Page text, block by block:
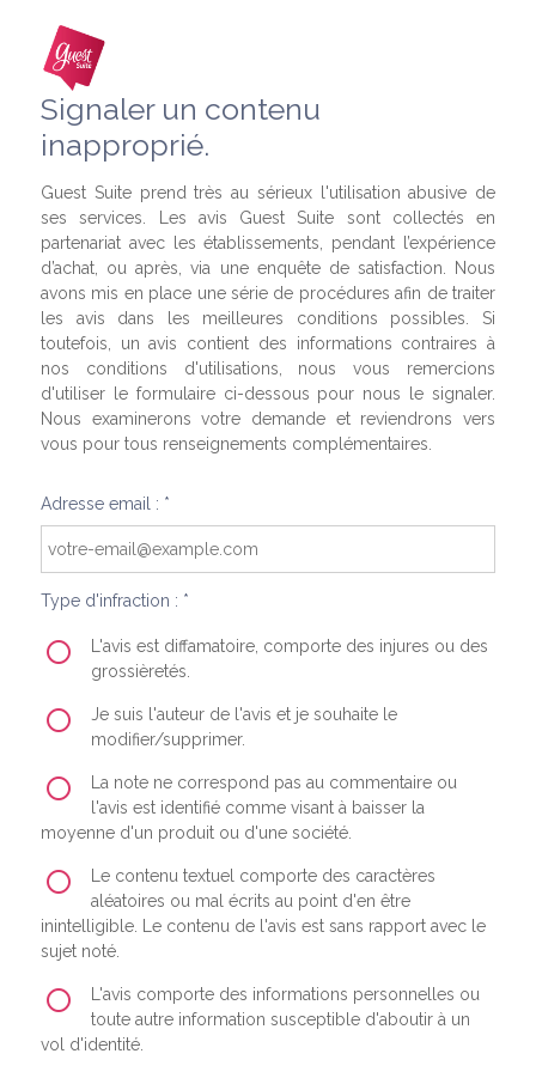
Signaler un contenu
inapproprié.
Guest Suite prend très au sérieux l'utilisation abusive de
ses services. Les avis Guest Suite sont collectés en
partenariat avec les établissements, pendant l’expérience
d’achat, ou après, via une enquête de satisfaction. Nous
avons mis en place une série de procédures afin de traiter
les avis dans les meilleures conditions possibles. Si
toutefois, un avis contient des informations contraires à
nos conditions d'utilisations, nous vous remercions
d'utiliser le formulaire ci-dessous pour nous le signaler.
Nous examinerons votre demande et reviendrons vers
vous pour tous renseignements complémentaires.
Adresse email : *
Type d'infraction : *
L'avis est diffamatoire, comporte des injures ou des
grossièretés.
Je suis l'auteur de l'avis et je souhaite le
modifier/supprimer.
La note ne correspond pas au commentaire ou
l'avis est identifié comme visant à baisser la
moyenne d'un produit ou d'une société.
Le contenu textuel comporte des caractères
aléatoires ou mal écrits au point d'en être
inintelligible. Le contenu de l'avis est sans rapport avec le
sujet noté.
L'avis comporte des informations personnelles ou
toute autre information susceptible d'aboutir à un
vol d'identité.